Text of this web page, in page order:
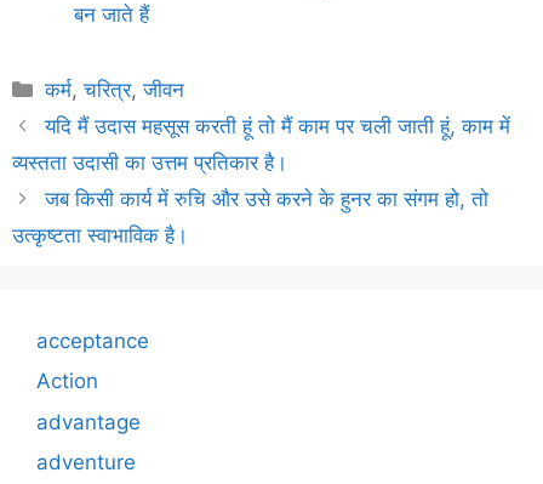
बन जाते हैं
Categories
कर्म,चरित्र,जीवन
यदि मैं उदास महसूस करती हूं तो मैं काम पर चली जाती हूं, काम में
व्यस्तता उदासी का उत्तम प्रतिकार है।
जब किसी कार्य में रुचि और उसे करने के हुनर का संगम हो, तो
उत्कृष्टता स्वाभाविक है।
acceptance
Action
advantage
adventure